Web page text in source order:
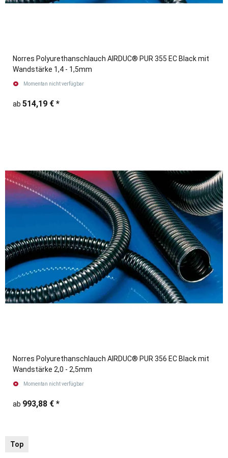
Norres Polyurethanschlauch AIRDUC® PUR 355 EC Black mit
Wandstärke 1,4 - 1,5mm
Momentan nicht verfügbar
ab 514,19 € *
Norres Polyurethanschlauch AIRDUC® PUR 356 EC Black mit
Wandstärke 2,0 - 2,5mm
Momentan nicht verfügbar
ab 993,88 € *
Top